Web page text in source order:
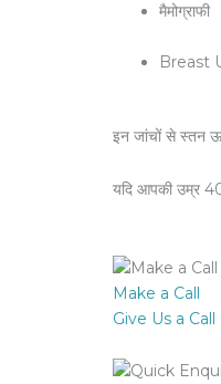
मैमोग्राफी
Breast
इन जांचों से स्तन
यदि आपकी उम्र 40
Make a Call
Give Us a Call